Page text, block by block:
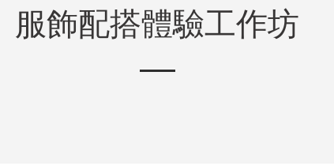
服飾配搭體驗工作坊